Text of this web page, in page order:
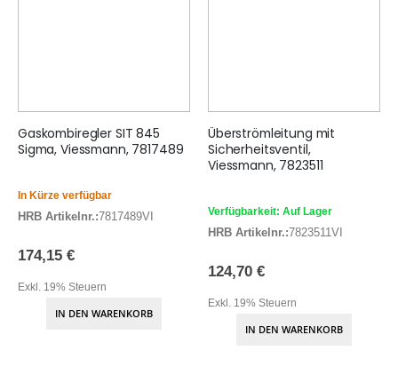
Gaskombiregler SIT 845
Sigma, Viessmann, 7817489
In Kürze verfügbar
HRB Artikelnr.:7817489VI
174,15 €
Exkl. 19% Steuern
IN DEN WARENKORB
Überströmleitung mit
Sicherheitsventil,
Viessmann, 7823511
Verfügbarkeit: Auf Lager
HRB Artikelnr.:7823511VI
124,70 €
Exkl. 19% Steuern
IN DEN WARENKORB